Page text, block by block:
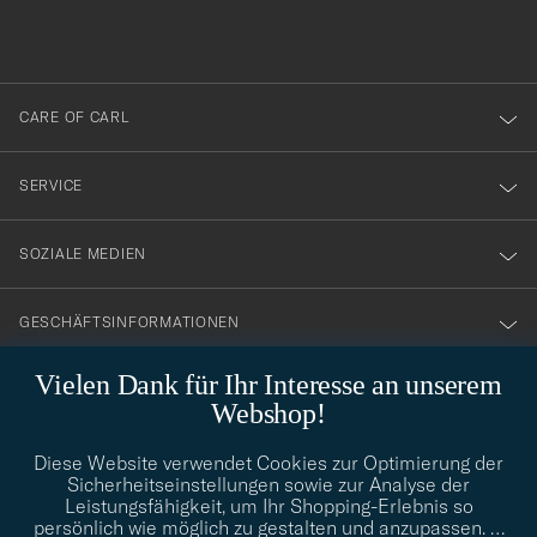
Vielen Dank für Ihr Interesse an unserem
Webshop!
Diese Website verwendet Cookies zur Optimierung der
Sicherheitseinstellungen sowie zur Analyse der
Leistungsfähigkeit, um Ihr Shopping-Erlebnis so
persönlich wie möglich zu gestalten und anzupassen. …
dig
till
vårt
nyhetsbrev!
CARE OF CARL
SERVICE
SOZIALE MEDIEN
GESCHÄFTSINFORMATIONEN
info@careofcarl.de
Benötigen Sie Hilfe bei der Suche nach Ihrem persönlichen Stil?
Wenden Sie sich an uns, wir helfen Ihnen gerne weiter!
STILBERATUNG